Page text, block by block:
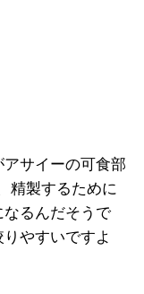
サイーの可食部
精製するために
るんだそうで
やすいですよ